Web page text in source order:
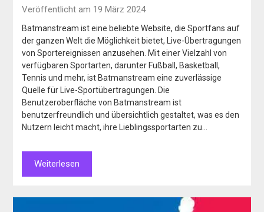
Veröffentlicht am 19 März 2024
Batmanstream ist eine beliebte Website, die Sportfans auf
der ganzen Welt die Möglichkeit bietet, Live-Übertragungen
von Sportereignissen anzusehen. Mit einer Vielzahl von
verfügbaren Sportarten, darunter Fußball, Basketball,
Tennis und mehr, ist Batmanstream eine zuverlässige
Quelle für Live-Sportübertragungen. Die
Benutzeroberfläche von Batmanstream ist
benutzerfreundlich und übersichtlich gestaltet, was es den
Nutzern leicht macht, ihre Lieblingssportarten zu…
Weiterlesen